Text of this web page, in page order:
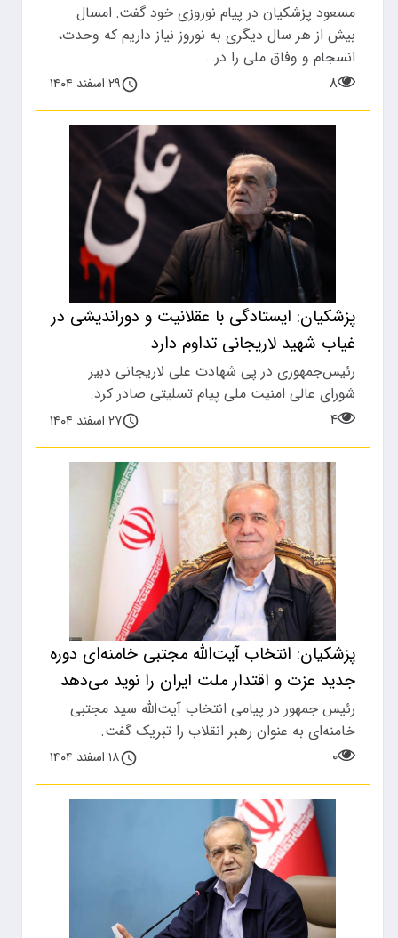
مسعود پزشکیان در پیام نوروزی خود گفت: امسال
بیش از هر سال دیگری به نوروز نیاز داریم که وحدت،
انسجام و وفاق ملی را در…
۸
۲۹ اسفند ۱۴۰۴
پزشکیان: ایستادگی با عقلانیت و دوراندیشی در
غیاب شهید لاریجانی تداوم دارد
رئیس‌جمهوری در پی شهادت علی لاریجانی دبیر
شورای عالی امنیت ملی پیام تسلیتی صادر کرد.
۴
۲۷ اسفند ۱۴۰۴
پزشکیان: انتخاب آیت‌الله مجتبی خامنه‌ای دوره
جدید عزت و اقتدار ملت ایران را نوید می‌دهد
رئیس جمهور در پیامی انتخاب آیت‌الله سید مجتبی
خامنه‌ای به عنوان رهبر انقلاب را تبریک گفت.
۰
۱۸ اسفند ۱۴۰۴